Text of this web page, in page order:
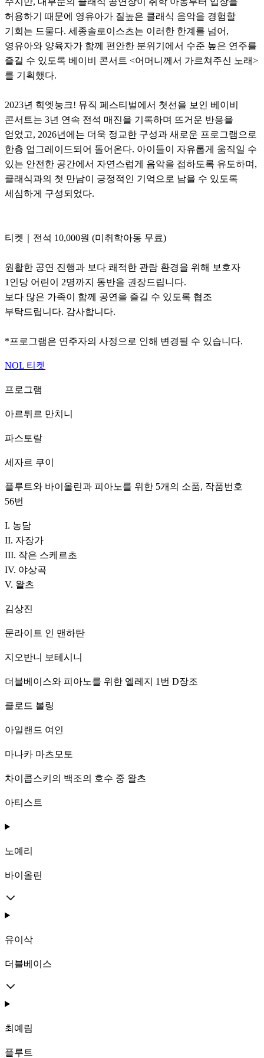
허용하기 때문에 영유아가 질높은 클래식 음악을 경험할
기회는 드물다. 세종솔로이스츠는 이러한 한계를 넘어,
영유아와 양육자가 함께 편안한 분위기에서 수준 높은 연주를
즐길 수 있도록 베이비 콘서트 <어머니께서 가르쳐주신 노래>
를 기획했다.
2023년 힉엣눙크! 뮤직 페스티벌에서 첫선을 보인 베이비
콘서트는 3년 연속 전석 매진을 기록하며 뜨거운 반응을
얻었고, 2026년에는 더욱 정교한 구성과 새로운 프로그램으로
한층 업그레이드되어 돌어온다. 아이들이 자유롭게 움직일 수
있는 안전한 공간에서 자연스럽게 음악을 접하도록 유도하며,
클래식과의 첫 만남이 긍정적인 기억으로 남을 수 있도록
세심하게 구성되었다.
티켓｜전석 10,000원 (미취학아동 무료)
원활한 공연 진행과 보다 쾌적한 관람 환경을 위해 보호자
1인당 어린이 2명까지 동반을 권장드립니다.
보다 많은 가족이 함께 공연을 즐길 수 있도록 협조
부탁드립니다. 감사합니다.
*프로그램은 연주자의 사정으로 인해 변경될 수 있습니다.
NOL 티켓
프로그램
아르튀르 만치니
파스토랄
세자르 쿠이
플루트와 바이올린과 피아노를 위한 5개의 소품, 작품번호
56번
I. 농담
II. 자장가
III. 작은 스케르초
IV. 야상곡
V. 왈츠
김상진
문라이트 인 맨하탄
지오반니 보테시니
더블베이스와 피아노를 위한 엘레지 1번 D장조
클로드 볼링
아일랜드 여인
마나카 마츠모토
차이콥스키의 백조의 호수 중 왈츠
아티스트
노예리
바이올린
유이삭
더블베이스
최예림
플루트